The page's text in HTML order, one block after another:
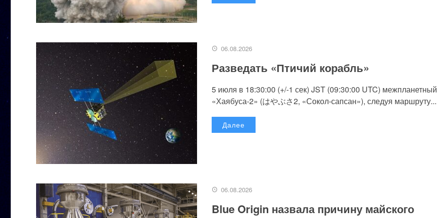
06.08.2026
Разведать «Птичий корабль»
5 июля в 18:30:00 (+/-1 сек) JST (09:30:00 UTC)
«Хаябуса-2» (はやぶさ2, «Сокол-сапсан»), следуя маршруту...
Далее
06.08.2026
Blue Origin назвала причину майского